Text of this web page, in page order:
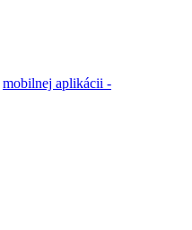
mobilnej aplikácii -